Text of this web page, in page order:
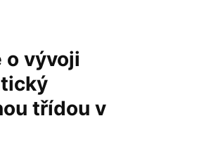
o vývoji
třídou v